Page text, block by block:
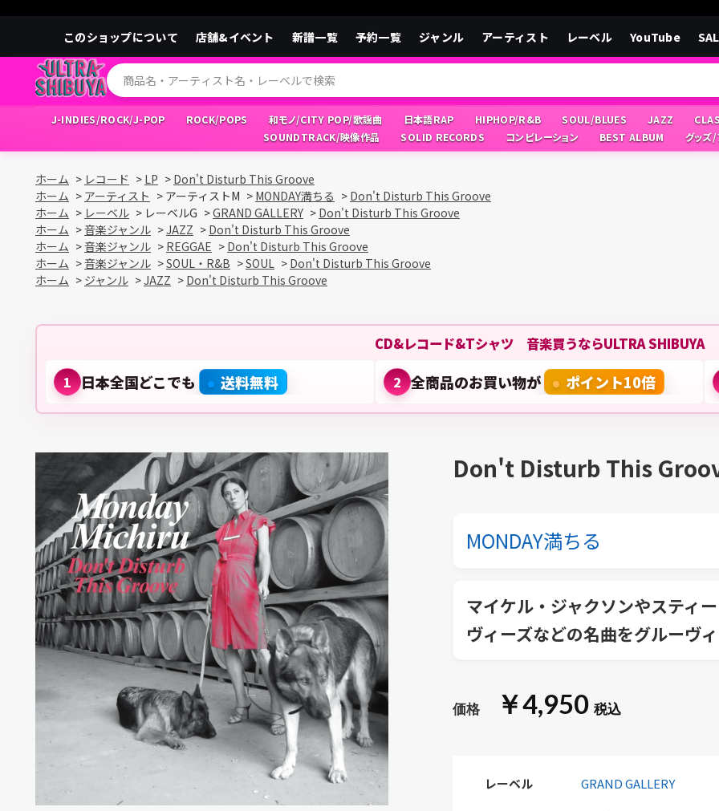
このショップについて 店舗&イベント 新譜一覧 予約一覧 ジャンル アーティスト レーベル YouTube
J-INDIES/ROCK/J-POP ROCK/POPS 和モノ/CITY POP/歌謡曲 日本語RAP HIPHOP/R&B SOUL/BLUES JAZZ
SOUNDTRACK/映像作品
SOLID RECORDS コンピレーション BEST ALBUM グッズ
ホーム > レコード > LP > Don't Disturb This Groove
ホーム > アーティスト > アーティストM > MONDAY満ちる > Don't Disturb This Groove
ホーム > レーベル > レーベルG >GRAND GALLERY > Don't Disturb This Groove
ホーム >音楽ジャンル >JAZZ > Don't Disturb This Groove
ホーム >音楽ジャンル > REGGAE > Don't Disturb This Groove
ホーム >音楽ジャンル >SOUL・R&B >SOUL > Don't Disturb This Groove
ホーム > ジャンル >JAZZ > Don't Disturb This Groove
CD&レコード&Tシャツ 音楽買うならULTRA SHIBUYA
1 日本全国どこでも 送料無料 2 全商品のお買い物が ポイント10倍
Don't Disturb This
MONDAY満ちる
マイケル・ジャクソンやスティ
ヴィーズなどの名曲をグルーヴ
￥4,950
レーベル GRAND GALLERY